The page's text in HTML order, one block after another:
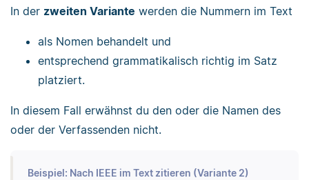
In der zweiten Variante werden die Nummern im Text
als Nomen behandelt und
entsprechend grammatikalisch richtig im Satz
platziert.
In diesem Fall erwähnst du den oder die Namen des
oder der Verfassenden nicht.
Beispiel: Nach IEEE im Text zitieren (Variante 2)